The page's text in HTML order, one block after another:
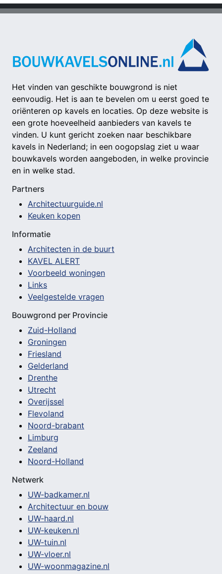
Het vinden van geschikte bouwgrond is niet
eenvoudig. Het is aan te bevelen om u eerst goed te
oriënteren op kavels en locaties. Op deze website is
een grote hoeveelheid aanbieders van kavels te
vinden. U kunt gericht zoeken naar beschikbare
kavels in Nederland; in een oogopslag ziet u waar
bouwkavels worden aangeboden, in welke provincie
en in welke stad.
Partners
Architectuurguide.nl
Keuken kopen
Informatie
Architecten in de buurt
KAVEL ALERT
Voorbeeld woningen
Links
Veelgestelde vragen
Bouwgrond per Provincie
Zuid-Holland
Groningen
Friesland
Gelderland
Drenthe
Utrecht
Overijssel
Flevoland
Noord-brabant
Limburg
Zeeland
Noord-Holland
Netwerk
UW-badkamer.nl
Architectuur en bouw
UW-haard.nl
UW-keuken.nl
UW-tuin.nl
UW-vloer.nl
UW-woonmagazine.nl